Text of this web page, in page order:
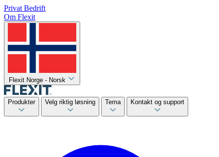
Privat Bedrift
Om Flexit
Flexit Norge - Norsk
Produkter Velg riktig løsning Tema Kontakt og support